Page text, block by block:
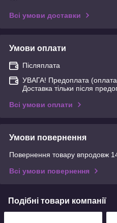
Всі умови доставки
Умови оплати
Післяплата
УВАГА! Предоплата (оплата
Доставка тільки після
Всі умови оплати
Умови повернення
Повернення товару впродовж
Всі умови повернення
Подібні товари компанії